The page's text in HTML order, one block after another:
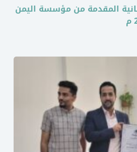
المقدمة من مؤسسة اليمن